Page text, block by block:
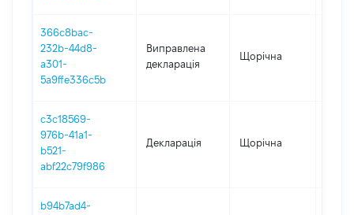
366c8bac-
232b-44d8-
a301-
5a9ffe336c5b
Виправлена
декларація
Щорічна
c3c18569-
976b-41a1-
b521-
abf22c79f986
Декларація Щорічна
b94b7ad4-